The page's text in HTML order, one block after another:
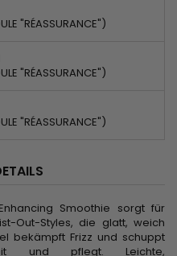
"RÉASSURANCE")
"RÉASSURANCE")
"RÉASSURANCE")
Smoothie sorgt für
Out-Styles, die glatt, weich
bekämpft Frizz und schuppt
und pflegt. Leichte,